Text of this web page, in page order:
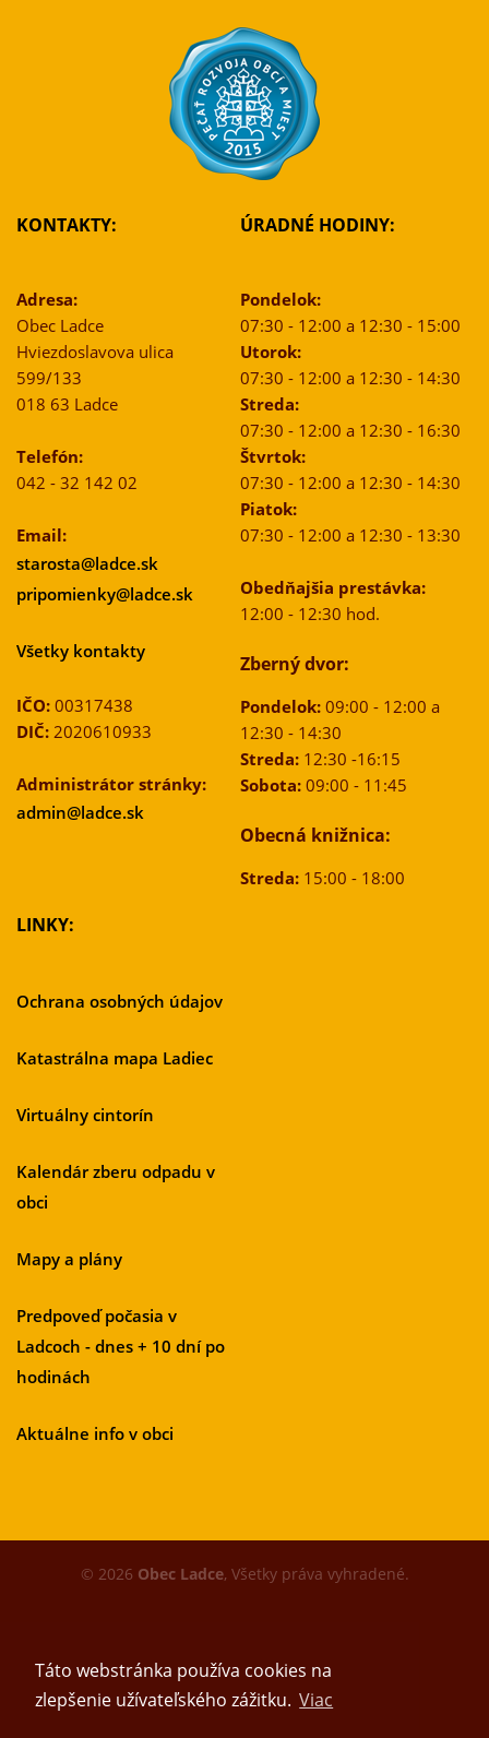
Táto webstránka používa cookies na
zlepšenie užívateľského zážitku. Viac
KONTAKTY:
Adresa:
Obec Ladce
Hviezdoslavova ulica
599/133
018 63 Ladce
Telefón:
042 - 32 142 02
Email:
starosta@ladce.sk
pripomienky@ladce.sk
Všetky kontakty
IČO: 00317438
DIČ: 2020610933
Administrátor stránky:
admin@ladce.sk
ÚRADNÉ HODINY:
Pondelok:
07:30 - 12:00 a 12:30 - 15:00
Utorok:
07:30 - 12:00 a 12:30 - 14:30
Streda:
07:30 - 12:00 a 12:30 - 16:30
Štvrtok:
07:30 - 12:00 a 12:30 - 14:30
Piatok:
07:30 - 12:00 a 12:30 - 13:30
Obedňajšia prestávka:
12:00 - 12:30 hod.
Zberný dvor:
Pondelok:09:00 - 12:00 a
12:30 - 14:30
Streda:12:30 -16:15
Sobota:09:00 - 11:45
Obecná knižnica:
Streda:15:00 - 18:00
LINKY:
Ochrana osobných údajov
Katastrálna mapa Ladiec
Virtuálny cintorín
Kalendár zberu odpadu v
obci
Mapy a plány
Predpoveď počasia v
Ladcoch - dnes + 10 dní po
hodinách
Aktuálne info v obci
© 2026 Obec Ladce, Všetky práva vyhradené.